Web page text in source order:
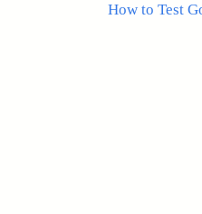
How to Test